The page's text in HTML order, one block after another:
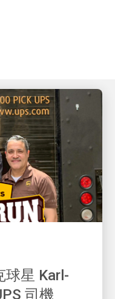
球星 Karl-
司機